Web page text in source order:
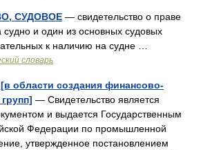
СУДОВОЕ — свидетельство о праве
судно и один из основных судовых
к наличию на судне …
словарь
области создания финансово-
— Свидетельство является
и выдается Государственным
Федерации по промышленной
утвержденное постановлением